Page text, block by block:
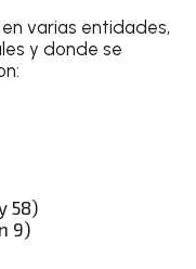
varias entidades,
y donde se
58)
9)